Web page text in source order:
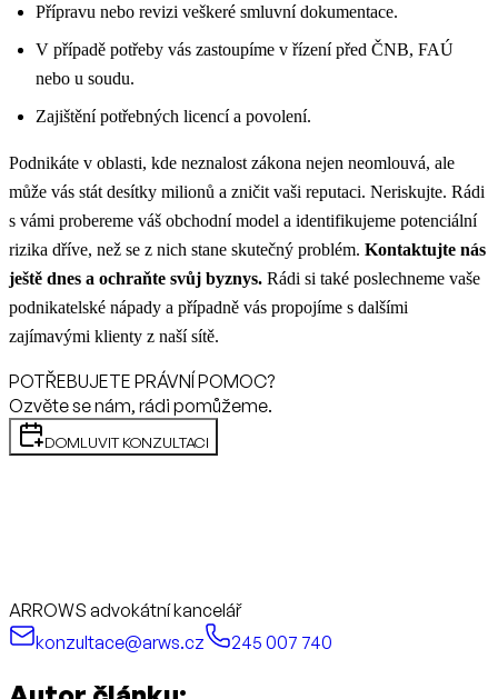
Přípravu nebo revizi veškeré smluvní dokumentace.
V případě potřeby vás zastoupíme v řízení před ČNB, FAÚ
nebo u soudu.
Zajištění potřebných licencí a povolení.
Podnikáte v oblasti, kde neznalost zákona nejen neomlouvá, ale
může vás stát desítky milionů a zničit vaši reputaci. Neriskujte. Rádi
s vámi probereme váš obchodní model a identifikujeme potenciální
rizika dříve, než se z nich stane skutečný problém. Kontaktujte nás
ještě dnes a ochraňte svůj byznys. Rádi si také poslechneme vaše
podnikatelské nápady a případně vás propojíme s dalšími
zajímavými klienty z naší sítě.
POTŘEBUJETE PRÁVNÍ POMOC?
Ozvěte se nám, rádi pomůžeme.
DOMLUVIT KONZULTACI
ARROWS advokátní kancelář
konzultace@arws.cz
245 007 740